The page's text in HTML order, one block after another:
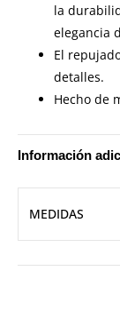
la
elegancia
El
detalles.
Hecho de
Información
MEDIDAS